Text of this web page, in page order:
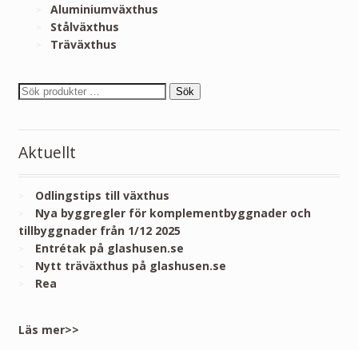
Aluminiumväxthus
Stålväxthus
Träväxthus
Sök
Aktuellt
Odlingstips till växthus
Nya byggregler för komplementbyggnader och
tillbyggnader från 1/12 2025
Entrétak på glashusen.se
Nytt träväxthus på glashusen.se
Rea
Läs mer>>